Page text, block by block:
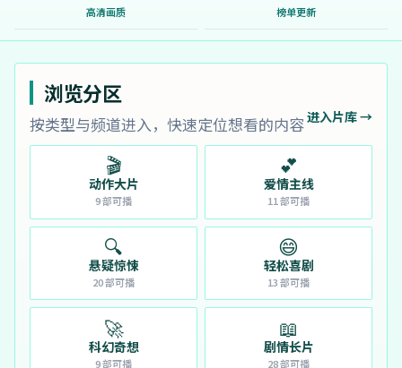
高清画质 榜单更新
浏览分区
按类型与频道进入，快速定位想看的内容进入片库 →
🎬
动作大片
9部可播
💕
爱情主线
11部可播
🔍
悬疑惊悚
20部可播
😄
轻松喜剧
13部可播
🚀
科幻奇想
9部可播
📖
剧情长片
28部可播